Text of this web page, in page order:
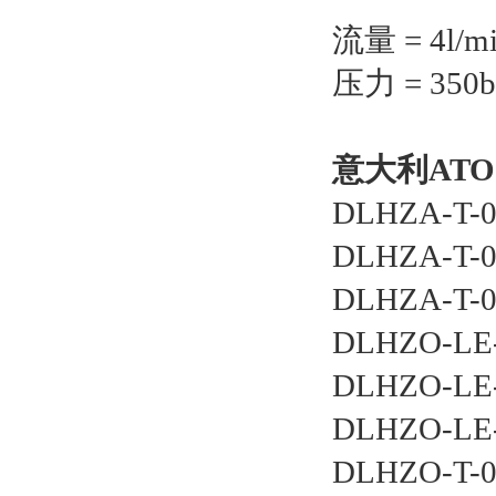
流量 = 4l/
压力 =
意大利
DLHZA-T-
DLHZA-T-
DLHZA-T-
DLHZO-
DLHZO-
DLHZO-
DLHZO-T-